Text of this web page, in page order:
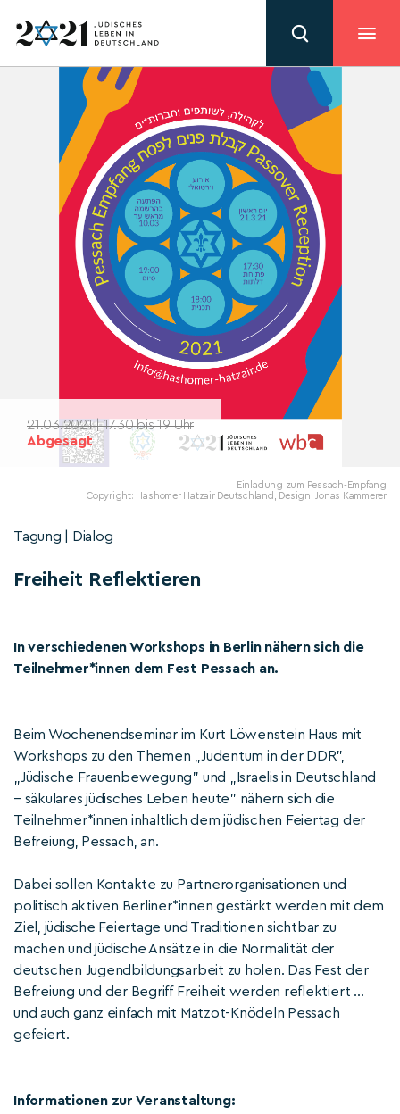
21.03.2021 | 17.30 bis 19 Uhr
Abgesagt
Einladung zum Pessach-Empfang
Copyright: Hashomer Hatzair Deutschland, Design: Jonas Kammerer
Tagung | Dialog
Freiheit Reflektieren
In verschiedenen Workshops in Berlin nähern sich die
Teilnehmer*innen dem Fest Pessach an.
Beim Wochenendseminar im Kurt Löwenstein Haus mit
Workshops zu den Themen „Judentum in der DDR”,
„Jüdische Frauenbewegung” und „Israelis in Deutschland
– säkulares jüdisches Leben heute” nähern sich die
Teilnehmer*innen inhaltlich dem jüdischen Feiertag der
Befreiung, Pessach, an.
Dabei sollen Kontakte zu Partnerorganisationen und
politisch aktiven Berliner*innen gestärkt werden mit dem
Ziel, jüdische Feiertage und Traditionen sichtbar zu
machen und jüdische Ansätze in die Normalität der
deutschen Jugendbildungsarbeit zu holen. Das Fest der
Befreiung und der Begriff Freiheit werden reflektiert …
und auch ganz einfach mit Matzot-Knödeln Pessach
gefeiert.
Informationen zur Veranstaltung: